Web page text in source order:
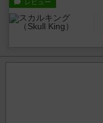
レビュー